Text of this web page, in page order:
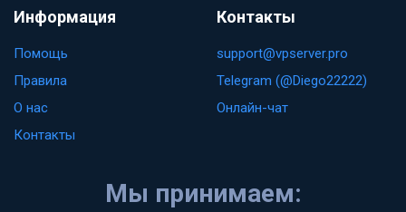
Информация
Помощь
Правила
О нас
Контакты
Контакты
support@vpserver.pro
Telegram (@Diego22222)
Онлайн-чат
Мы принимаем: